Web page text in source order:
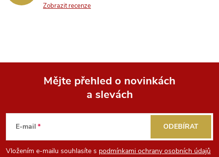
Zobrazit recenze
Mějte přehled o novinkách
a slevách
E-mail
Vložením e-mailu souhlasíte s podmínkami ochrany osobních údajů
ODEBÍRAT